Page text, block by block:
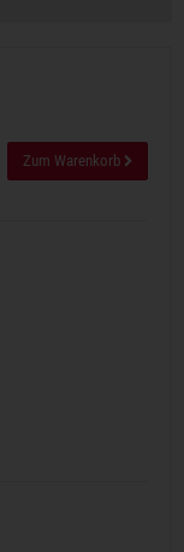
Zum Warenkorb